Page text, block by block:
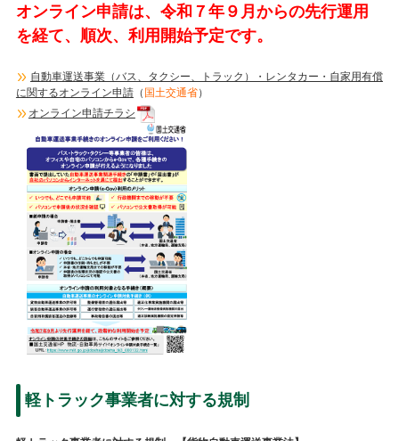
オンライン申請は、令和７年９月からの先行運用
を経て、順次、利用開始予定です。
自動車運送事業（バス、タクシー、トラック）・レンタカー・自家用有償
に関するオンライン申請（ 国土交通省）
オンライン申請チラシ
軽トラック事業者に対する規制